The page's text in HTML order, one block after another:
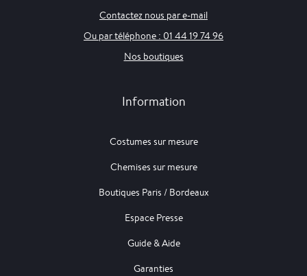
Contactez nous par e-mail
Ou par téléphone : 01 44 19 74 96
Nos boutiques
Information
Costumes sur mesure
Chemises sur mesure
Boutiques Paris / Bordeaux
Espace Presse
Guide & Aide
Garanties